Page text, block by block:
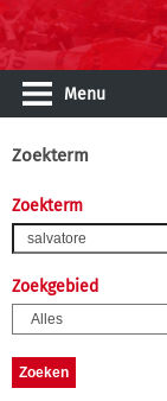
Menu
Zoekterm
Zoekterm
Zoekgebied